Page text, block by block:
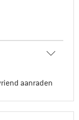
aanraden